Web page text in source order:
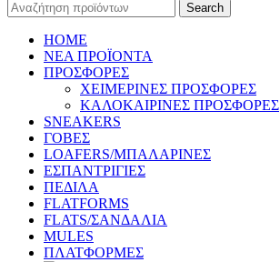
Search
HOME
ΝΕΑ ΠΡΟΪΟΝΤΑ
ΠΡΟΣΦΟΡΕΣ
ΧΕΙΜΕΡΙΝΕΣ ΠΡΟΣΦΟΡΕΣ
ΚΑΛΟΚΑΙΡΙΝΕΣ ΠΡΟΣΦΟΡΕΣ
SNEAKERS
ΓΟΒΕΣ
LOAFERS/ΜΠΑΛΑΡΙΝΕΣ
ΕΣΠΑΝΤΡΙΓΙΕΣ
ΠΕΔΙΛΑ
FLATFORMS
FLATS/ΣΑΝΔΑΛΙΑ
MULES
ΠΛΑΤΦΟΡΜΕΣ